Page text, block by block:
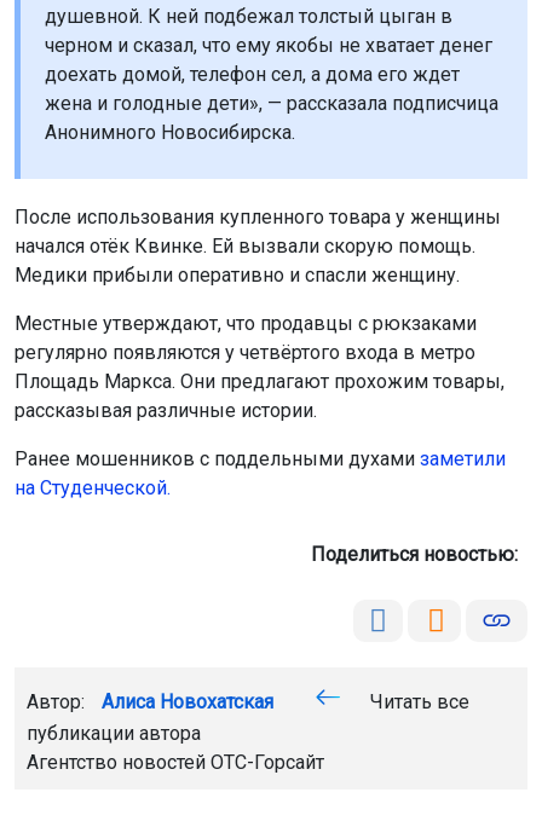
душевной. К ней подбежал толстый цыган в
черном и сказал, что ему якобы не хватает денег
доехать домой, телефон сел, а дома его ждет
жена и голодные дети», — рассказала подписчица
Анонимного Новосибирска.
После использования купленного товара у женщины
начался отёк Квинке. Ей вызвали скорую помощь.
Медики прибыли оперативно и спасли женщину.
Местные утверждают, что продавцы с рюкзаками
регулярно появляются у четвёртого входа в метро
Площадь Маркса. Они предлагают прохожим товары,
рассказывая различные истории.
Ранее мошенников с поддельными духами заметили
на Студенческой.
Поделиться новостью:
Автор: Алиса Новохатская
Читать все
публикации автора
Агентство новостей ОТС-Горсайт